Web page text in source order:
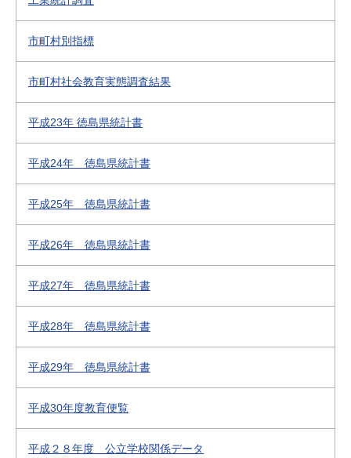
市町村別指標
市町村社会教育実態調査結果
平成23年 徳島県統計書
平成24年 徳島県統計書
平成25年 徳島県統計書
平成26年 徳島県統計書
平成27年 徳島県統計書
平成28年 徳島県統計書
平成29年 徳島県統計書
平成30年度教育便覧
平成２８年度 公立学校関係データ